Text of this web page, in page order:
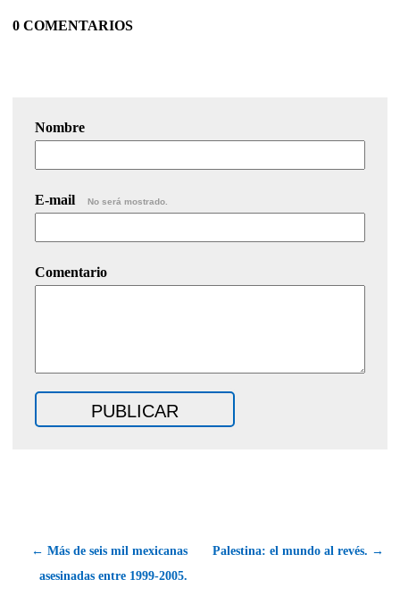
0 COMENTARIOS
Nombre
E-mail No será mostrado.
Comentario
← Más de seis mil mexicanas
asesinadas entre 1999-2005.
Palestina: el mundo al revés. →